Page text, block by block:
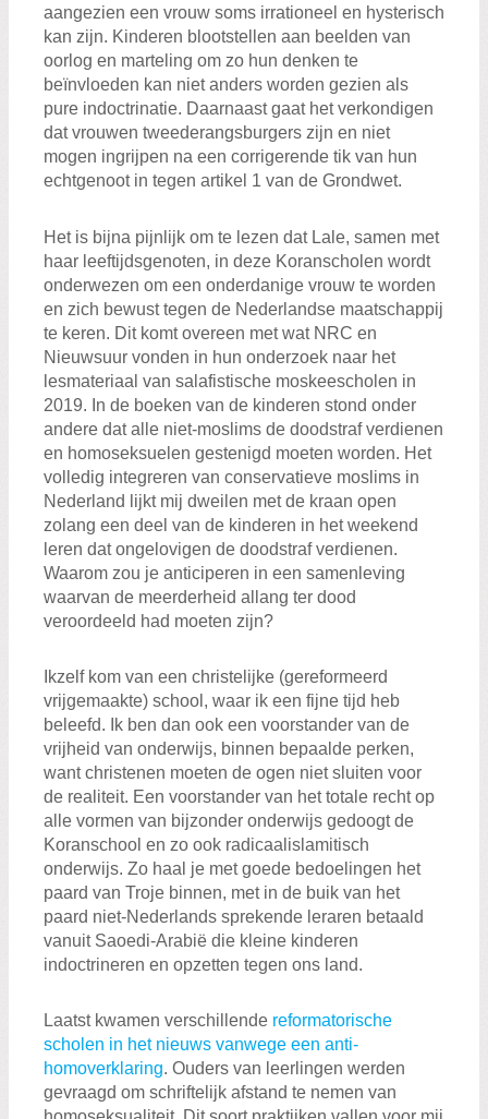
aangezien een vrouw soms irrationeel en hysterisch
kan zijn. Kinderen blootstellen aan beelden van
oorlog en marteling om zo hun denken te
beïnvloeden kan niet anders worden gezien als
pure indoctrinatie. Daarnaast gaat het verkondigen
dat vrouwen tweederangsburgers zijn en niet
mogen ingrijpen na een corrigerende tik van hun
echtgenoot in tegen artikel 1 van de Grondwet.
Het is bijna pijnlijk om te lezen dat Lale, samen met
haar leeftijdsgenoten, in deze Koranscholen wordt
onderwezen om een onderdanige vrouw te worden
en zich bewust tegen de Nederlandse maatschappij
te keren. Dit komt overeen met wat NRC en
Nieuwsuur vonden in hun onderzoek naar het
lesmateriaal van salafistische moskeescholen in
2019. In de boeken van de kinderen stond onder
andere dat alle niet-moslims de doodstraf verdienen
en homoseksuelen gestenigd moeten worden. Het
volledig integreren van conservatieve moslims in
Nederland lijkt mij dweilen met de kraan open
zolang een deel van de kinderen in het weekend
leren dat ongelovigen de doodstraf verdienen.
Waarom zou je anticiperen in een samenleving
waarvan de meerderheid allang ter dood
veroordeeld had moeten zijn?
Ikzelf kom van een christelijke (gereformeerd
vrijgemaakte) school, waar ik een fijne tijd heb
beleefd. Ik ben dan ook een voorstander van de
vrijheid van onderwijs, binnen bepaalde perken,
want christenen moeten de ogen niet sluiten voor
de realiteit. Een voorstander van het totale recht op
alle vormen van bijzonder onderwijs gedoogt de
Koranschool en zo ook radicaalislamitisch
onderwijs. Zo haal je met goede bedoelingen het
paard van Troje binnen, met in de buik van het
paard niet-Nederlands sprekende leraren betaald
vanuit Saoedi-Arabië die kleine kinderen
indoctrineren en opzetten tegen ons land.
Laatst kwamen verschillende reformatorische
scholen in het nieuws vanwege een anti-
homoverklaring. Ouders van leerlingen werden
gevraagd om schriftelijk afstand te nemen van